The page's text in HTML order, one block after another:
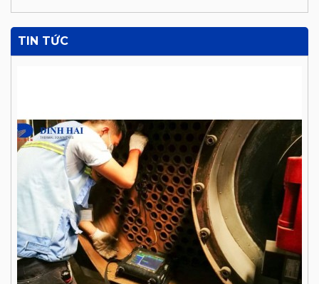
TIN TỨC